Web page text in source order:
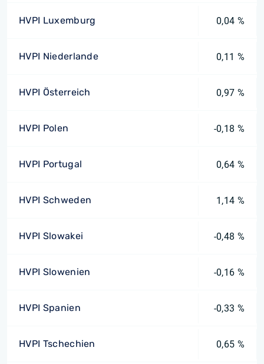
HVPI Luxemburg 0,04 %
HVPI Niederlande 0,11 %
HVPI Österreich 0,97 %
HVPI Polen -0,18 %
HVPI Portugal 0,64 %
HVPI Schweden 1,14 %
HVPI Slowakei -0,48 %
HVPI Slowenien -0,16 %
HVPI Spanien -0,33 %
HVPI Tschechien 0,65 %